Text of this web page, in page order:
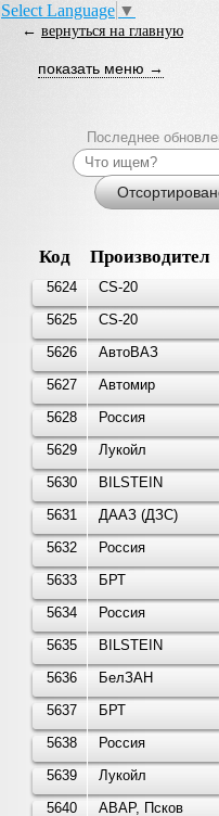
Select Language ▼
показать меню →
← вернуться на главную
Последнее
Код Производитель
5624 CS-20
5625
CS-20
5626
АвтоВАЗ
5627
Автомир
5628
Россия
5629
Лукойл
5630
BILSTEIN
5631
ДААЗ (ДЗС)
5632
Россия
5633
БРТ
5634
Россия
5635
BILSTEIN
5636
БелЗАН
5637
БРТ
5638
Россия
5639
Лукойл
5640
АВАР, Псков